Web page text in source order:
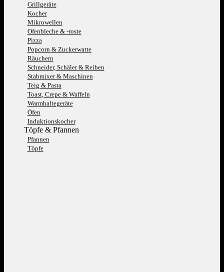
Grillgeräte
Kocher
Mikrowellen
Ofenbleche & -roste
Pizza
Popcorn & Zuckerwatte
Räuchern
Schneider, Schäler & Reiben
Stabmixer & Maschinen
Teig & Pasta
Toast, Crepe & Waffeln
Warmhaltegeräte
Öfen
Induktionskocher
Töpfe & Pfannen
Pfannen
Töpfe